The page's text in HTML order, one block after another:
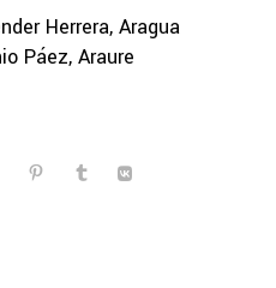
Herrera, Aragua
Páez, Araure